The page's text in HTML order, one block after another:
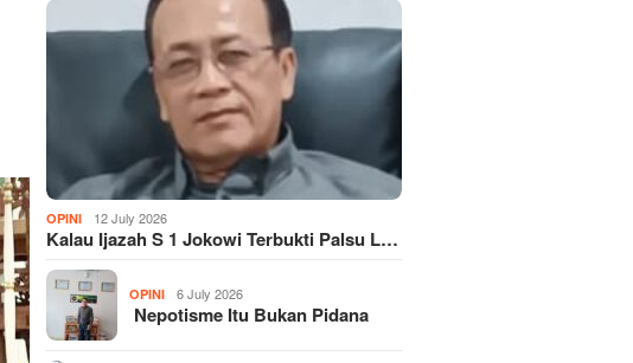
OPINI 12 July 2026
Kalau Ijazah S 1 Jokowi Terbukti Palsu L…
OPINI 6 July 2026
Nepotisme Itu Bukan Pidana